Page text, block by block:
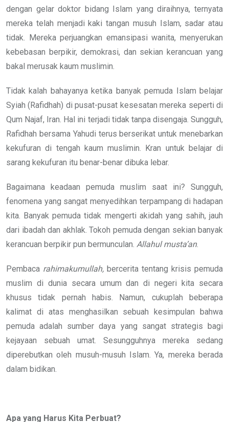
dengan gelar doktor bidang Islam yang diraihnya, ternyata
mereka telah menjadi kaki tangan musuh Islam, sadar atau
tidak. Mereka perjuangkan emansipasi wanita, menyerukan
kebebasan berpikir, demokrasi, dan sekian kerancuan yang
bakal merusak kaum muslimin.
Tidak kalah bahayanya ketika banyak pemuda Islam belajar
Syiah (Rafidhah) di pusat-pusat kesesatan mereka seperti di
Qum Najaf, Iran. Hal ini terjadi tidak tanpa disengaja. Sungguh,
Rafidhah bersama Yahudi terus berserikat untuk menebarkan
kekufuran di tengah kaum muslimin. Kran untuk belajar di
sarang kekufuran itu benar-benar dibuka lebar.
Bagaimana keadaan pemuda muslim saat ini? Sungguh,
fenomena yang sangat menyedihkan terpampang di hadapan
kita. Banyak pemuda tidak mengerti akidah yang sahih, jauh
dari ibadah dan akhlak. Tokoh pemuda dengan sekian banyak
kerancuan berpikir pun bermunculan. Allahul musta’an.
Pembaca rahimakumullah, bercerita tentang krisis pemuda
muslim di dunia secara umum dan di negeri kita secara
khusus tidak pernah habis. Namun, cukuplah beberapa
kalimat di atas menghasilkan sebuah kesimpulan bahwa
pemuda adalah sumber daya yang sangat strategis bagi
kejayaan sebuah umat. Sesungguhnya mereka sedang
diperebutkan oleh musuh-musuh Islam. Ya, mereka berada
dalam bidikan.
Apa yang Harus Kita Perbuat?